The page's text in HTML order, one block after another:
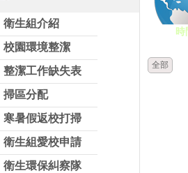
衛生組介紹
校園環境整潔
整潔工作缺失表
掃區分配
寒暑假返校打掃
衛生組愛校申請
衛生環保糾察隊
時
全部